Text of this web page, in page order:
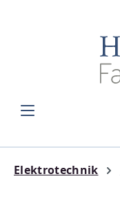
Elektrotechnik